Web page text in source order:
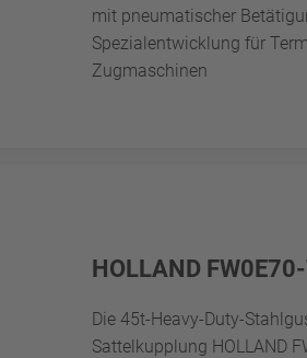
mit pneumatischer
Spezialentwicklung für
Zugmaschinen
HOLLAND
Die 45t-Heavy-Duty-
Sattelkupplung HOLLAND